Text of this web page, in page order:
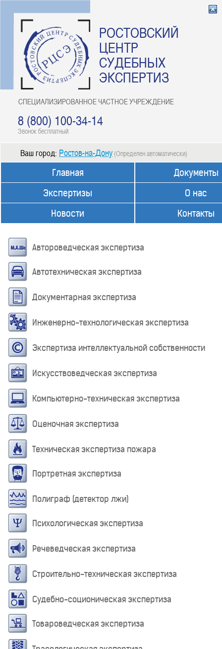
РОСТОВСКИЙ
ЦЕНТР
СУДЕБНЫХ
ЭКСПЕРТИЗ
СПЕЦИАЛИЗИРОВАННОЕ ЧАСТНОЕ УЧРЕЖДЕНИЕ
8 (800) 100-34-14
Звонок бесплатный
Ваш город: Ростов-на-Дону (Определен автоматически)
Главная
Экспертизы
Новости
Документы
О нас
Контакты
Автороведческая экспертиза
Автотехническая экспертиза
Документарная экспертиза
Инженерно-технологическая экспертиза
Экспертиза интеллектуальной собственности
Искусствоведческая экспертиза
Компьютерно-техническая экспертиза
Оценочная экспертиза
Техническая экспертиза пожара
Портретная экспертиза
Полиграф (детектор лжи)
Психологическая экспертиза
Речеведческая экспертиза
Строительно-техническая экспертиза
Судебно-соционическая экспертиза
Товароведческая экспертиза